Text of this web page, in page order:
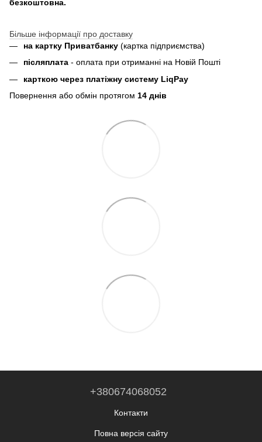
безкоштовна.
Більше інформації про доставку
на картку Приватбанку (картка підприємства)
пiсляплата - оплата при отриманнi на Новій Пошті
карткою через платіжну систему LiqPay
Повернення або обмін протягом 14 днів
+380674068052
Контакти
Повна версія сайту